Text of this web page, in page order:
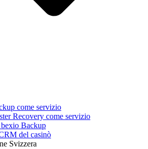
come servizio
Recovery come servizio
Backup
del casinò
Svizzera